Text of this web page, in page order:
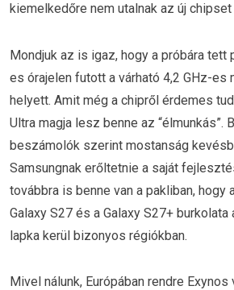
kiemelkedőre nem utalnak az új chipset
Mondjuk az is igaz, hogy a próbára tett
es órajelen futott a várható 4,2 GHz-es
helyett. Amit még a chipről érdemes
Ultra magja lesz benne az “élmunkás”.
beszámolók szerint mostanság
Samsungnak erőltetnie a saját
továbbra is benne van a pakliban, hogy
Galaxy S27 és a Galaxy S27+
lapka kerül bizonyos régiókban.
Mivel nálunk, Európában rendre